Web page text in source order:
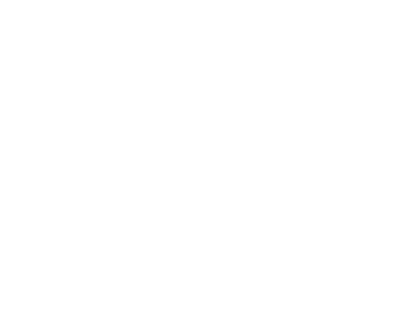
pro 40 osob s barem (za poplatek 20 € / den), sluneční terasa s lehátky, wi-fi připojení
nápoje za poplatek
či palandou, sociální zařízení zpravidla se sprchou, zpravidla balkon